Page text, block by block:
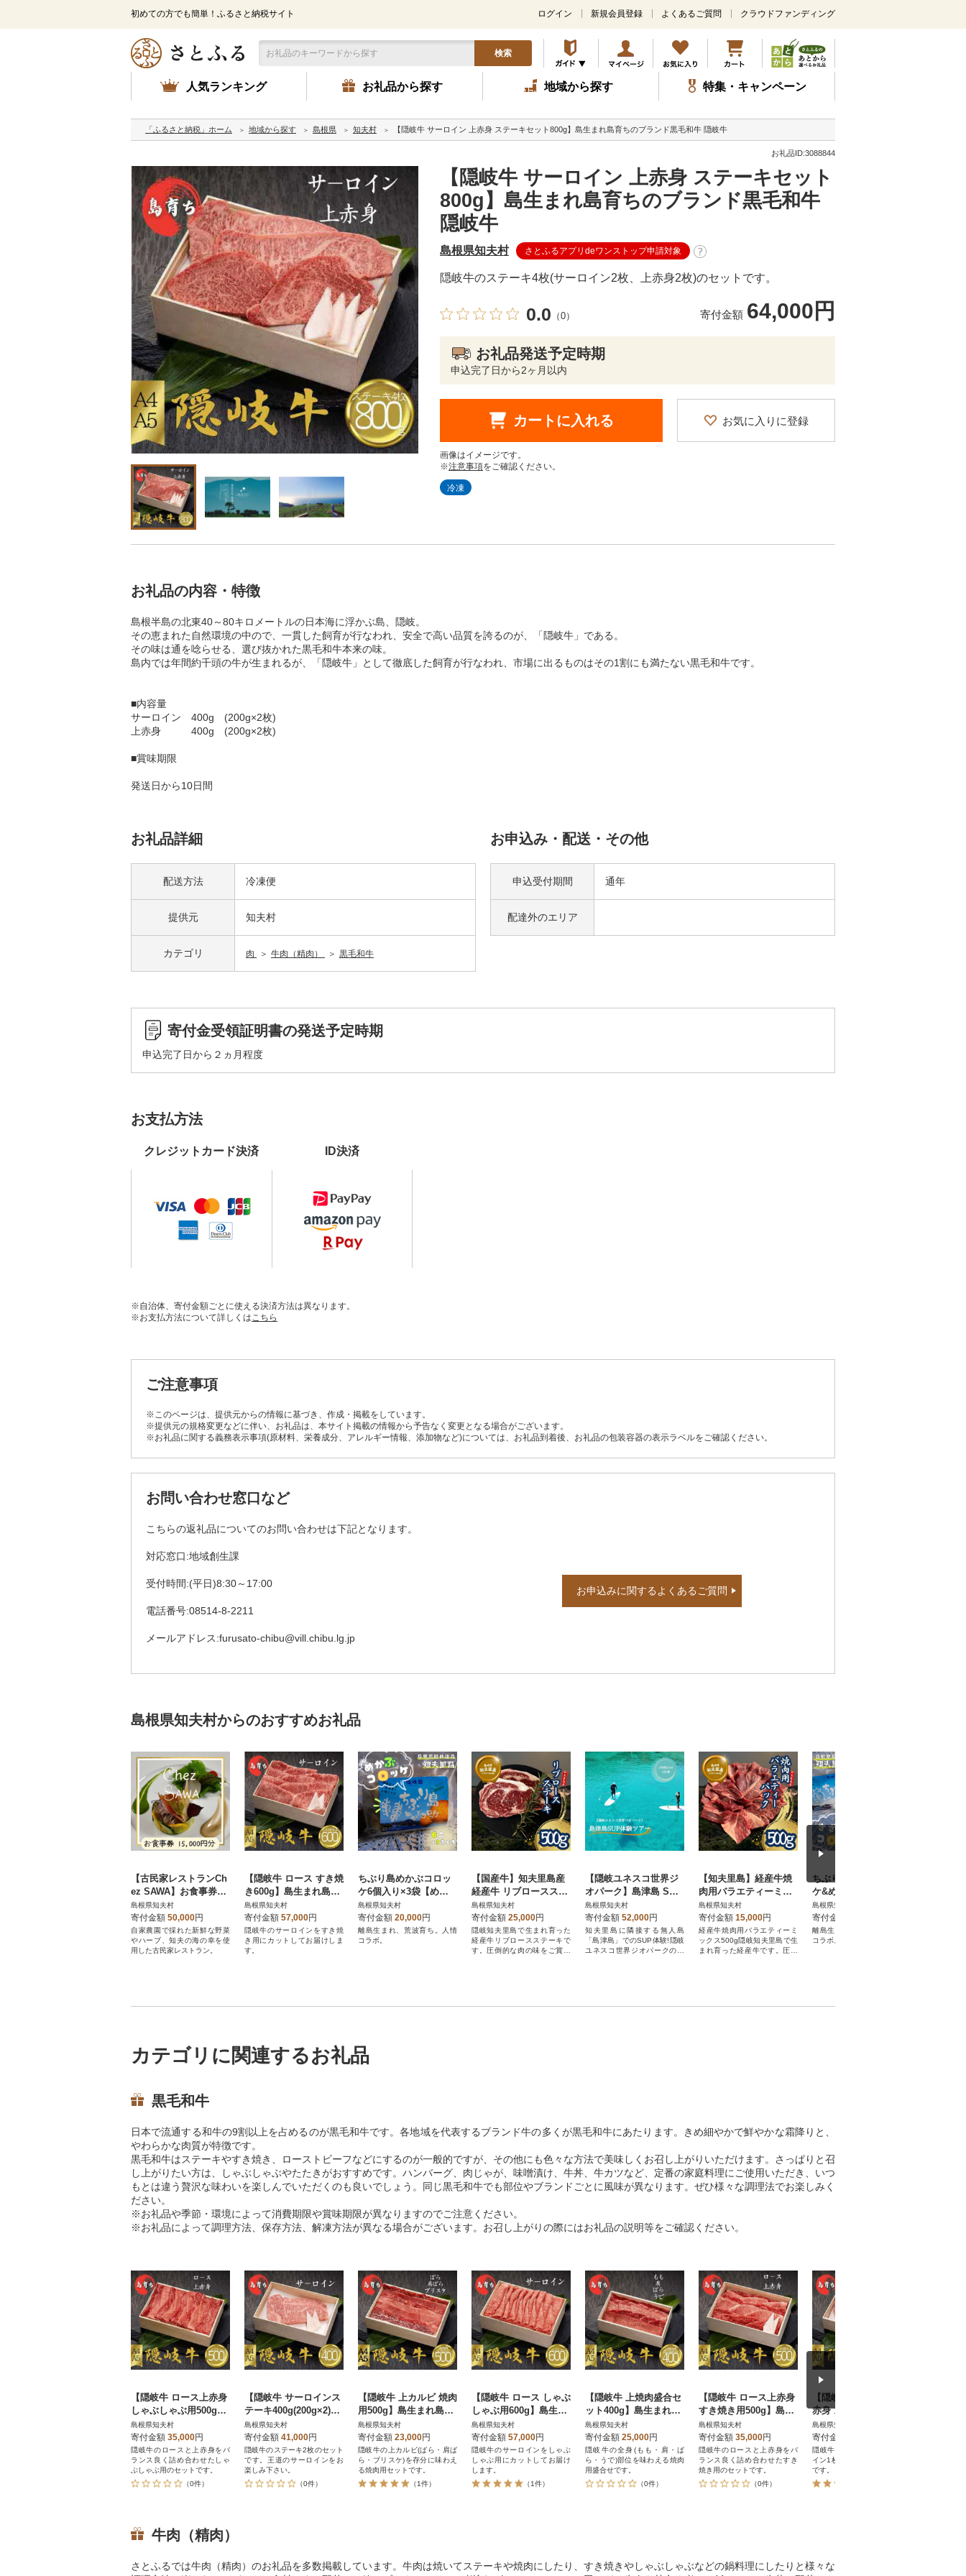
初めての方でも簡単！ふるさと納税サイト
メ
ン
コ
ン
テ
ツ
に
ッ
プ
ログイン 新規会員登録 よくあるご質問 クラウドファンディング
検索
人気ランキング お礼品から探す 地域から探す 特集・キャンペーン
「ふるさと納税」ホーム 地域から探す 島根県 知夫村 【隠岐牛 サーロイン 上赤身 ステーキセット800g】島生まれ島育ちのブランド黒毛和牛 隠岐牛
お礼品ID:3088844
【隠岐牛 サーロイン 上赤身 ステーキセット
800g】島生まれ島育ちのブランド黒毛和牛
隠岐牛
島根県知夫村 さとふるアプリdeワンストップ申請対象
隠岐牛のステーキ4枚(サーロイン2枚、上赤身2枚)のセットです。
0.0 （0） 寄付金額 64,000円
お礼品発送予定時期
申込完了日から2ヶ月以内
カートに入れる お気に入りに登録
画像はイメージです。
※注意事項をご確認ください。
冷凍
お礼品の内容・特徴
島根半島の北東40～80キロメートルの日本海に浮かぶ島、隠岐。
その恵まれた自然環境の中ので、一貫した飼育が行なわれ、安全で高い品質を誇るのが、「隠岐牛」である。
その味は通を唸らせる、選び抜かれた黒毛和牛本来の味。
島内では年間約千頭の牛が生まれるが、「隠岐牛」として徹底した飼育が行なわれ、市場に出るものはその1割にも満たない黒毛和牛です。
■内容量
サーロイン 400g (200g×2枚)
上赤身 400g (200g×2枚)
■賞味期限
発送日から10日間
お礼品詳細
配送方法 冷凍便
提供元 知夫村
カテゴリ 肉 牛肉（精肉） 黒毛和牛
お申込み・配送・その他
申込受付期間 通年
配達外のエリア
寄付金受領証明書の発送予定時期
申込完了日から２ヵ月程度
お支払方法
クレジットカード決済 ID決済
※自治体、寄付金額ごとに使える決済方法は異なります。
※お支払方法について詳しくはこちら
ご注意事項
※このページは、提供元からの情報に基づき、作成・掲載をしています。
※提供元の規格変更などに伴い、お礼品は、本サイト掲載の情報から予告なく変更となる場合がございます。
※お礼品に関する義務表示事項(原材料、栄養成分、アレルギー情報、添加物など)については、お礼品到着後、お礼品の包装容器の表示ラベルをご確認ください。
お問い合わせ窓口など
こちらの返礼品についてのお問い合わせは下記となります。
対応窓口:地域創生課
受付時間:(平日)8:30～17:00
電話番号:08514-8-2211
メールアドレス:furusato-chibu@vill.chibu.lg.jp
お申込みに関するよくあるご質問
島根県知夫村からのおすすめお礼品
【古民家レストランCh
ez SAWA】お食事券15,
000円分 知夫里島 本格
的 フレンチ こだわり
島根県知夫村
寄付金額 50,000円
自家農園で採れた新鮮な野菜
やハーブ、知夫の海の幸を使
用した古民家レストラン。
【隠岐牛 ロース すき焼
き600g】島生まれ島育
ちのブランド黒毛和牛
隠岐牛
島根県知夫村
寄付金額 57,000円
隠岐牛のサーロインをすき焼
き用にカットしてお届けしま
す。
ちぶり島めかぶコロッ
ケ6個入り×3袋【めか
ぶ コロッケ 人気 簡単
時短 小分け】
島根県知夫村
寄付金額 20,000円
離島生まれ、荒波育ち。人情
コラボ。
【国産牛】知夫里島産
経産牛 リブロースステ
ーキ 500g
島根県知夫村
寄付金額 25,000円
隠岐知夫里島で生まれ育った
経産牛リブロースステーキで
す。圧倒的な肉の味をご賞味
【隠岐ユネスコ世界ジ
オパーク】島津島 SUP
体験ツアー アクティビ
ティ(体験1回 2名様分)
島根県知夫村
寄付金額 52,000円
知夫里島に隣接する無人島
「島津島」でのSUP体験!隠岐
ユネスコ世界ジオパークの持
【知夫里島】経産牛焼
肉用バラエティーミッ
クス500g
島根県知夫村
寄付金額 15,000円
経産牛焼肉用バラエティーミ
ックス500g隠岐知夫里島で生
まれ育った経産牛です。圧倒
ちぶり島さざえコロッ
ケ&めかぶコロッケ(6個
入り×2袋)【さざえ サ
ザエ めかぶ コロッケ】
島根県知夫村
寄付金額
離島生まれ、荒波育ち。人情
コラボ。
カテゴリに関連するお礼品
黒毛和牛
日本で流通する和牛の9割以上を占めるのが黒毛和牛です。各地域を代表するブランド牛の多くが黒毛和牛にあたります。きめ細やかで鮮やかな霜降りと、
やわらかな肉質が特徴です。
黒毛和牛はステーキやすき焼き、ローストビーフなどにするのが一般的ですが、その他にも色々な方法で美味しくお召し上がりいただけます。さっぱりと召
し上がりたい方は、しゃぶしゃぶやたたきがおすすめです。ハンバーグ、肉じゃが、味噌漬け、牛丼、牛カツなど、定番の家庭料理にご使用いただき、いつ
もとは違う贅沢な味わいを楽しんでいただくのも良いでしょう。同じ黒毛和牛でも部位やブランドごとに風味が異なります。ぜひ様々な調理法でお楽しみく
ださい。
※お礼品や季節・環境によって消費期限や賞味期限が異なりますのでご注意ください。
※お礼品によって調理方法、保存方法、解凍方法が異なる場合がございます。お召し上がりの際にはお礼品の説明等をご確認ください。
【隠岐牛 ロース上赤身
しゃぶしゃぶ用500g】
島生まれ島育ちのブラ
ンド黒毛和牛 隠岐牛
島根県知夫村
寄付金額 35,000円
隠岐牛のロースと上赤身をバ
ランス良く詰め合わせたしゃ
ぶしゃぶ用のセットです。
（0件）
【隠岐牛 サーロインス
テーキ400g(200g×2)】
島生まれ島育ちのブラ
ンド黒毛和牛 隠岐牛
島根県知夫村
寄付金額 41,000円
隠岐牛のステーキ2枚のセット
です。王道のサーロインをお
楽しみ下さい。
（0件）
【隠岐牛 上カルビ 焼肉
用500g】島生まれ島育
ちのブランド黒毛和牛
黒毛和牛
島根県知夫村
寄付金額 23,000円
隠岐牛の上カルビ(ばら・肩ば
ら・ブリスケ)を存分に味わえ
る焼肉用セットです。
（1件）
【隠岐牛 ロース しゃぶ
しゃぶ用600g】島生ま
れ島育ちのブランド黒
毛和牛 隠岐牛
島根県知夫村
寄付金額 57,000円
隠岐牛のサーロインをしゃぶ
しゃぶ用にカットしてお届け
します。
（1件）
【隠岐牛 上焼肉盛合セ
ット400g】島生まれ島
育ちのブランド黒毛和
牛 黒毛和牛
島根県知夫村
寄付金額 25,000円
隠岐牛の全身(もも・肩・ば
ら・うで)部位を味わえる焼肉
用盛合せです。
（0件）
【隠岐牛 ロース上赤身
すき焼き用500g】島生
まれ島育ちのブランド
黒毛和牛 隠岐牛
島根県知夫村
寄付金額 35,000円
隠岐牛のロースと上赤身をバ
ランス良く詰め合わせたすき
焼き用のセットです。
（0件）
【隠岐牛 サーロイン 上
赤身 ステーキセット40
0g】島生まれ島育ちの
ブランド黒毛和牛 隠岐
牛
島根県知夫村
寄付金額
隠岐牛のステーキ2枚(サーロ
イン1枚、上赤身1枚)のセット
です。
牛肉（精肉）
さとふるでは牛肉（精肉）のお礼品を多数掲載しています。牛肉は焼いてステーキや焼肉にしたり、すき焼きやしゃぶしゃぶなどの鍋料理にしたりと様々な